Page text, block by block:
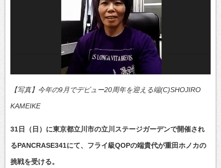
【写真】今年の9月でデビュー20周年を迎える端(C)SHOJIRO
KAMEIKE
31日（日）に東京都立川市の立川ステージガーデンで開催され
るPANCRASE341にて、フライ級QOPの端貴代が重田ホノカの
挑戦を受ける。